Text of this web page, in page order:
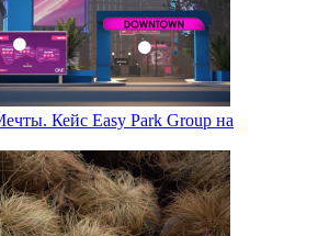
Кейс Easy Park Group на